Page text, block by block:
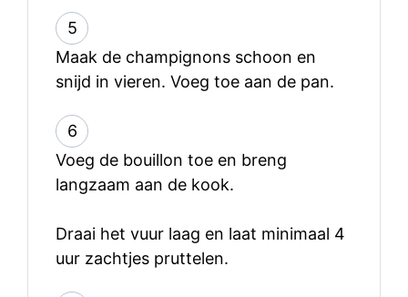
5
Maak de champignons schoon en
snijd in vieren. Voeg toe aan de pan.
6
Voeg de bouillon toe en breng
langzaam aan de kook.
Draai het vuur laag en laat minimaal 4
uur zachtjes pruttelen.